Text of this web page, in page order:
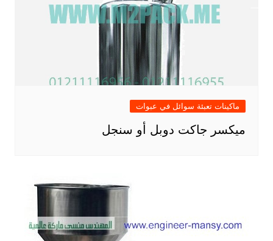
ماكينات تعبئة سوائل في عبوات
ميكسر جاكت دوبل أو سنجل